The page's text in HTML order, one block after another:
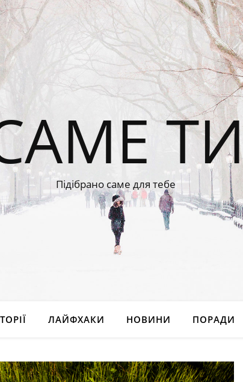
ТИ
Підібрано саме для тебе
ЛАЙФХАКИ НОВИНИ ПОРАДИ